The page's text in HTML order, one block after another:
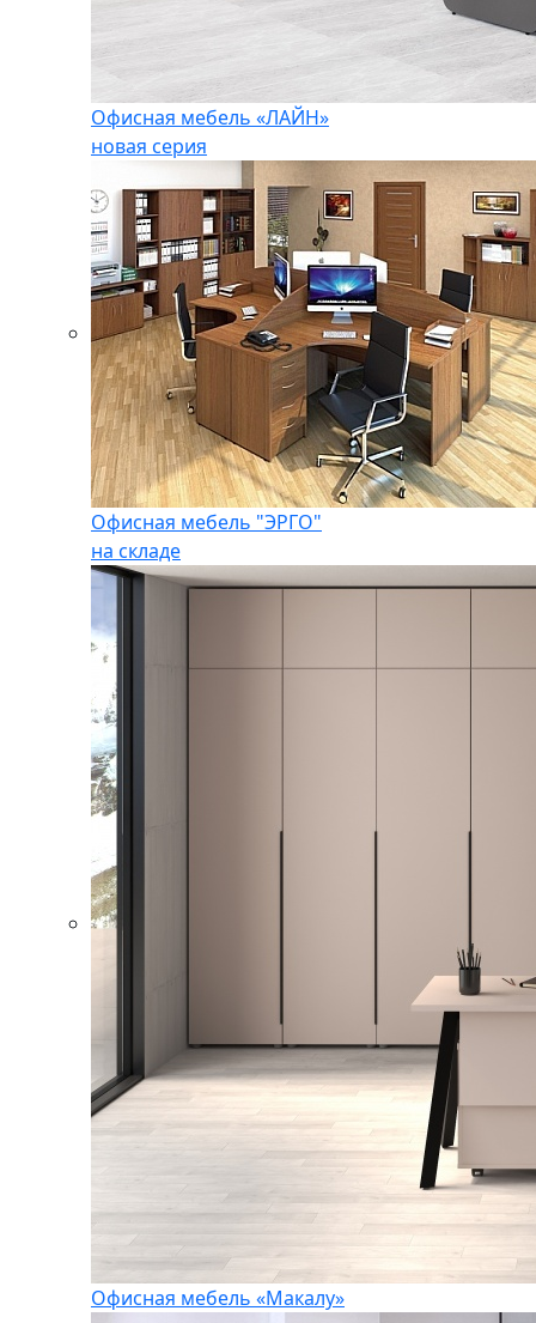
Офисная мебель «ЛАЙН»
новая серия
Офисная мебель "ЭРГО"
на складе
Офисная мебель «Макалу»